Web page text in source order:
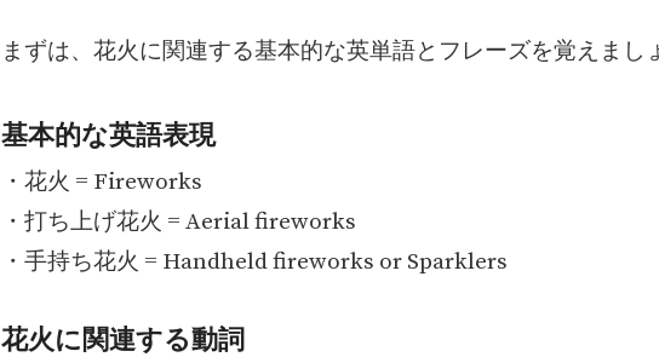
まずは、花火に関連する基本的な英単語とフレーズを覚えまし
基本的な英語表現
・花火 = Fireworks
・打ち上げ花火 = Aerial fireworks
・手持ち花火 = Handheld fireworks or Sparklers
花火に関連する動詞